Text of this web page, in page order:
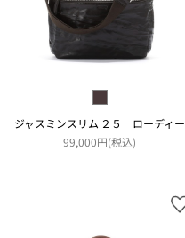
ジャスミンスリム ２５ ローディー
99,000円(税込)